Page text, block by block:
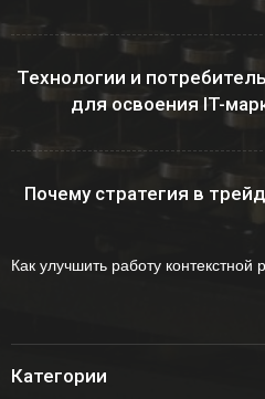
Технологии и
для освоения IT-
Почему стратегия в
Как улучшить работу
Категории